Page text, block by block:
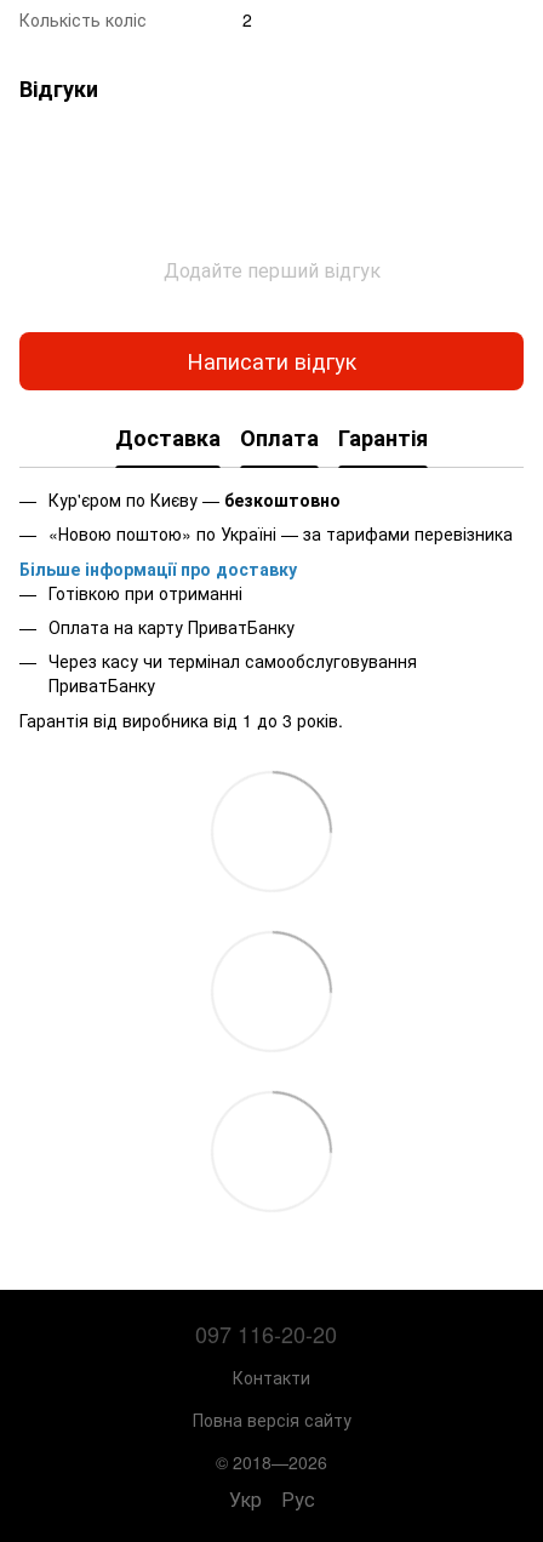
Колькість коліс
2
Відгуки
Додайте перший відгук
Написати відгук
Доставка Оплата Гарантія
Кур'єром по Києву — безкоштовно
«Новою поштою» по Україні — за тарифами перевізника
Більше інформації про доставку
Готівкою при отриманні
Оплата на карту ПриватБанку
Через касу чи термінал самообслуговування
ПриватБанку
Гарантія від виробника від 1 до 3 років.
097 116-20-20
Контакти
Повна версія сайту
© 2018—2026
Укр Рус